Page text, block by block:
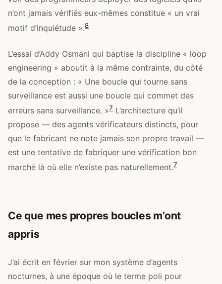
n’ont jamais vérifiés eux-mêmes constitue « un vrai
motif d’inquiétude ».8
L’essai d’Addy Osmani qui baptise la discipline « loop
engineering » aboutit à la même contrainte, du côté
de la conception : « Une boucle qui tourne sans
surveillance est aussi une boucle qui commet des
erreurs sans surveillance. »7 L’architecture qu’il
propose — des agents vérificateurs distincts, pour
que le fabricant ne note jamais son propre travail —
est une tentative de fabriquer une vérification bon
marché là où elle n’existe pas naturellement.7
Ce que mes propres boucles m’ont
appris
J’ai écrit en février sur mon système d’agents
nocturnes, à une époque où le terme poli pour